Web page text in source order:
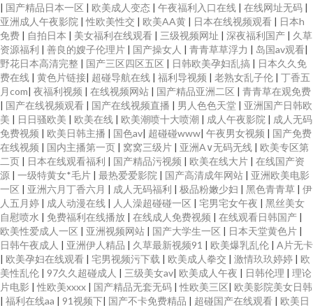
| 国产精品日本一区 | 欧美成人变态 | 午夜福利入口在线 | 在线网址无码 |
亚洲成人午夜影院 |性欧美性交 | 欧美AA黄 | 日本在线视频观看 | 日本h
免费 | 自拍日本 | 美女福利在线观看 | 三级视频网址 | 深夜福利国产 | 久草
资源福利 | 善良的嫂子伦理片 | 国产操女人 | 青青草草浮力 | 岛国av观看|
野花日本高清完整 | 国产三区四区五区 | 日韩欧美孕妇乱搞 | 日本久久免
费在线 | 黄色片链接| 超碰导航在线 | 福利导视频 | 老熟女乱子伦 | 丁香五
月com| 夜福利视频 | 在线视频网站 | 国产精品亚洲二区 | 青青草在观免费
| 国产在线视频观看 | 国产在线视频直播 | 男人色色天堂 | 亚洲国产日韩欧
美 | 日日骚欧美 | 欧美在线 | 欧美潮喷十大喷潮 | 成人午夜影院 | 成人无码
免费视频 | 欧美日韩主播 | 国色av| 超碰碰www| 午夜男女视频 | 国产免费
在线视频 | 国内主播第一页 | 窝窝三级片 | 亚洲A∨无码无线 | 欧美专区第
二页 | 日本在线观看福利 | 国产精品污视频 | 欧美在线大片 | 在线国产资
源 | 一级特黄女*毛片 | 最热爱爱影院 | 国产高清成年网站 | 亚洲欧美电影
一区 | 亚洲六月丁香六月 | 成人无码福利 | 极品粉嫩少妇 | 黑色青青草 | 伊
人五月婷 | 成人动漫在线 | 人人澡超碰碰一区 | 宅男宅女午夜 | 黑丝美女
自慰喷水 | 免费福利在线播放 | 在线成人免费视频 | 在线观看日韩国产 |
欧美性爱成人一区 | 亚洲视频网站 | 国产大学生一区 | 日本天堂黄色片 |
日韩午夜成人 | 亚洲伊人精品 | 久草最新视频91 | 欧美爆乳乱伦 | A片无卡
| 欧美孕妇在线观看 | 宅男视频污下载 | 欧美成人拳交 | 激情玖玖婷婷 | 欧
美性乱伦 | 97久久超碰成人 | 三级美女av| 欧美成人午夜 | 日韩伦理 | 理论
片电影 |性欧美xxxx | 国产精品无套无码 |性欧美三区| 欧美影院美女日韩
| 福利在线aa | 91视频下| 国产不卡免费精品 | 超碰国产在线观看 | 欧美日